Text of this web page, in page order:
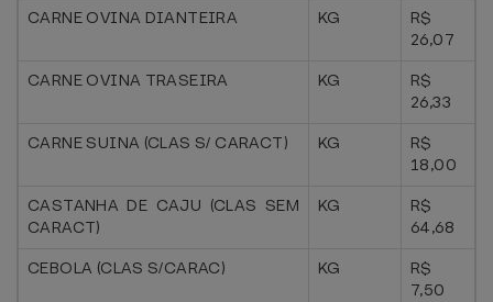
CARNE OVINA DIANTEIRA
KG
R$
26,07
CARNE OVINA TRASEIRA
KG
R$
26,33
CARNE SUINA (CLAS S/ CARACT)
KG
R$
18,00
CASTANHA DE CAJU (CLAS SEM
CARACT)
KG
R$
64,68
CEBOLA (CLAS S/CARAC)
KG
R$
7,50